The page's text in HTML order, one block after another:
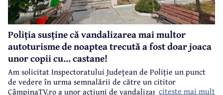
Poliția susține că vandalizarea mai multor
autoturisme de noaptea trecută a fost doar joaca
unor copii cu... castane!
Am solicitat Inspectoratului Județean de Poliție un punct
de vedere în urma semnalării de către un cititor
CâmpinaTV.ro a unor acțiuni de vandalizare a unorciteste mai mult